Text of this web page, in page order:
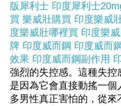
版犀利士 印度犀利士
買 樂威壯購買 印度樂威
度樂威壯哪裡買 印度樂
牌 印度威而鋼 印度威而
效果 印度威而鋼副作用
強烈的失控感。這種失控
是因為它會直接動搖一個
多男性真正害怕的，從來